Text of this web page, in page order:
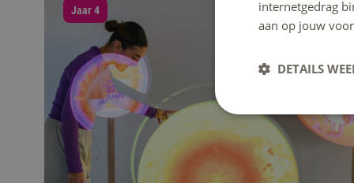
Jaar 4
internetgedrag
aan op jouw
DETAILS